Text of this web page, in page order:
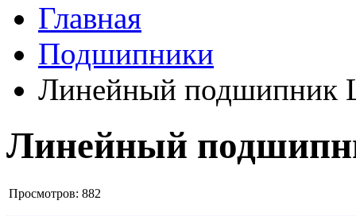
Главная
Подшипники
Линейный подшипник
Линейный
Просмотров: 882